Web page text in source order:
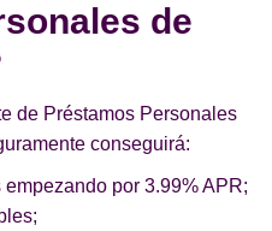
de
de Préstamos Personales
conseguirá:
por 3.99% APR;